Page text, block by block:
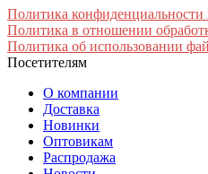
Политика
Политика в отношении
Политика об использовании
Посетителям
О компании
Доставка
Новинки
Оптовикам
Распродажа